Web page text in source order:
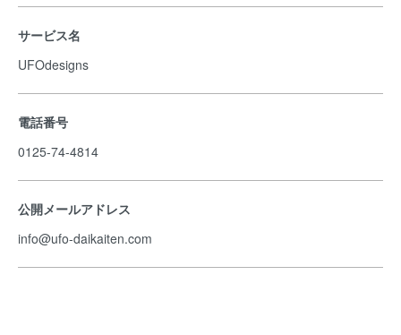
サービス名
UFOdesigns
電話番号
0125-74-4814
公開メールアドレス
info@ufo-daikaiten.com